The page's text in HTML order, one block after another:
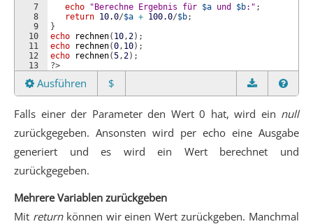
7
8
9
10
11
12
13
echo
"Berechne Ergebnis für $a und $b:" ;
return 10.0/$a + 100.0/$b;
}
echo
rechnen( 10,2) ;
echo
rechnen(0, 10) ;
echo
rechnen(5,2) ;
?>
Ausführen $
Falls einer der Parameter den Wert 0 hat, wird ein null
zurückgegeben. Ansonsten wird per echo eine Ausgabe
generiert und es wird ein Wert berechnet und
zurückgegeben.
Mehrere Variablen zurückgeben
Mit returnkönnen wir einen Wert zurückgeben. Manchmal